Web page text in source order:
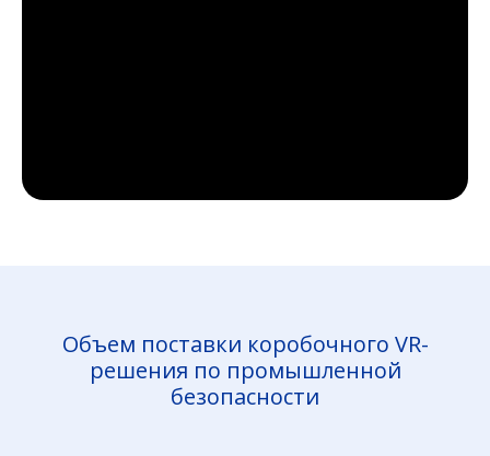
Объем поставки коробочного VR-
решения по промышленной
безопасности